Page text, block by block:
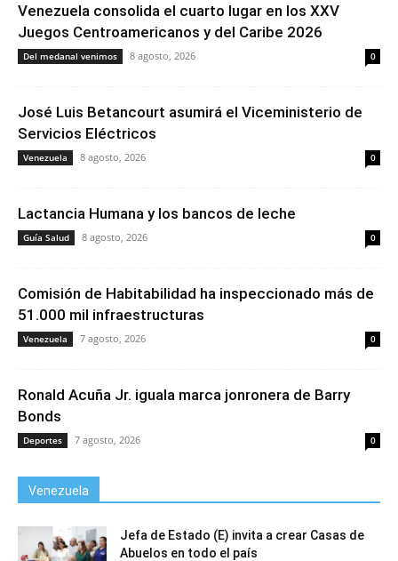
Venezuela consolida el cuarto lugar en los XXV
Juegos Centroamericanos y del Caribe 2026
Del medanal venimos 8 agosto, 2026 0
José Luis Betancourt asumirá el Viceministerio de
Servicios Eléctricos
Venezuela 8 agosto, 2026 0
Lactancia Humana y los bancos de leche
Guía Salud 8 agosto, 2026 0
Comisión de Habitabilidad ha inspeccionado más de
51.000 mil infraestructuras
Venezuela 7 agosto, 2026 0
Ronald Acuña Jr. iguala marca jonronera de Barry
Bonds
Deportes 7 agosto, 2026 0
Venezuela
Jefa de Estado (E) invita a crear Casas de
Abuelos en todo el país